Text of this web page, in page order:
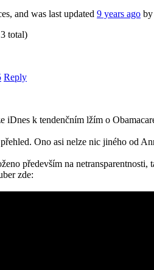
and was last updated 9 years ago by
total)
Reply
iDnes k tendenčním lžím o
Ono asi nelze nic jiného od
především na
zde: